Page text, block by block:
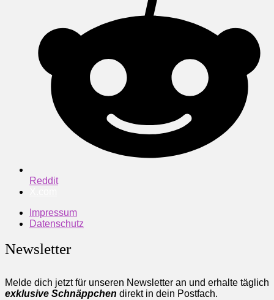
Reddit
Impressum
Datenschutz
Newsletter
Melde dich jetzt für unseren Newsletter an und erhalte täglich
exklusive Schnäppchen direkt in dein Postfach.